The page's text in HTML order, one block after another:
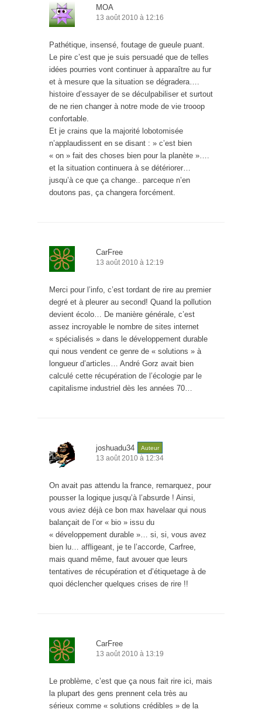
MOA
13 août 2010 à 12:16
Pathétique, insensé, foutage de gueule puant.
Le pire c’est que je suis persuadé que de telles
idées pourries vont continuer à apparaître au fur
et à mesure que la situation se dégradera….
histoire d’essayer de se déculpabiliser et surtout
de ne rien changer à notre mode de vie trooop
confortable.
Et je crains que la majorité lobotomisée
n’applaudissent en se disant : » c’est bien
« on » fait des choses bien pour la planète »….
et la situation continuera à se détériorer…
jusqu’à ce que ça change.. parceque n’en
doutons pas, ça changera forcément.
CarFree
13 août 2010 à 12:19
Merci pour l’info, c’est tordant de rire au premier
degré et à pleurer au second! Quand la pollution
devient écolo… De manière générale, c’est
assez incroyable le nombre de sites internet
« spécialisés » dans le développement durable
qui nous vendent ce genre de « solutions » à
longueur d’articles… André Gorz avait bien
calculé cette récupération de l’écologie par le
capitalisme industriel dès les années 70…
joshuadu34 Auteur
13 août 2010 à 12:34
On avait pas attendu la france, remarquez, pour
pousser la logique jusqu’à l’absurde ! Ainsi,
vous aviez déjà ce bon max havelaar qui nous
balançait de l’or « bio » issu du
« développement durable »… si, si, vous avez
bien lu… affligeant, je te l’accorde, Carfree,
mais quand même, faut avouer que leurs
tentatives de récupération et d’étiquetage à de
quoi déclencher quelques crises de rire !!
CarFree
13 août 2010 à 13:19
Le problème, c’est que ça nous fait rire ici, mais
la plupart des gens prennent cela très au
sérieux comme « solutions crédibles » de la